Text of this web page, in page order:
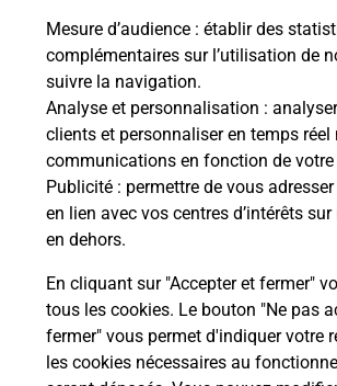
Mesure d’audience : établir des
complémentaires sur l’utilisation de
suivre la navigation.
Analyse et personnalisation :
clients et personnaliser en temps réel
communications en fonction de
Publicité : permettre de vous
en lien avec vos centres d’intérêts
en dehors.
En cliquant sur "Accepter et fermer"
tous les cookies. Le bouton "Ne pas
fermer" vous permet d'indiquer votre
les cookies nécessaires au
Boîte aux Lettres La Poste
Prochaine collecte du courrier
22 Avenue De La Bastide
24500 Eymet
Le lien s'ouvre dans un nouvel onglet
Localiser Liste Boîtes aux lettres Dordogne